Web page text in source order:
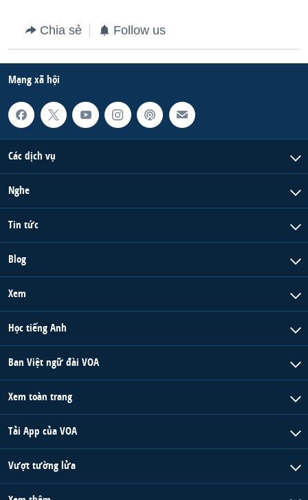
Chia sẻ Follow us
Mạng xã hội
Các dịch vụ
Nghe
Tin tức
Blog
Xem
Học tiếng Anh
Ban Việt ngữ đài VOA
Xem toàn trang
Tải App của VOA
Vượt tường lửa